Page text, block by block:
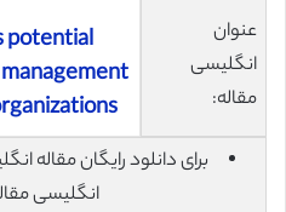
عنوان
انگلیسی
مقاله:
potential
انگلیسی